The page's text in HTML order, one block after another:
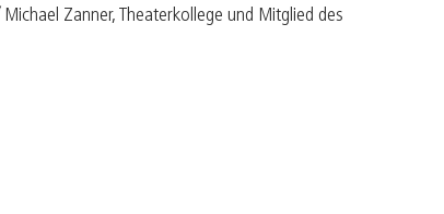
Michael Zanner, Theaterkollege und Mitglied des